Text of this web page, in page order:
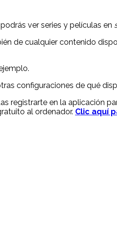
ver series y películas en
de cualquier contenido
configuraciones de qué
registrarte en la aplicación
al ordenador. Clic aquí